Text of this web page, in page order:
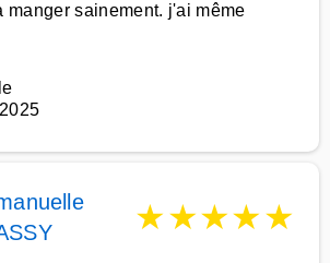
manger sainement. j'ai même
★★★★★